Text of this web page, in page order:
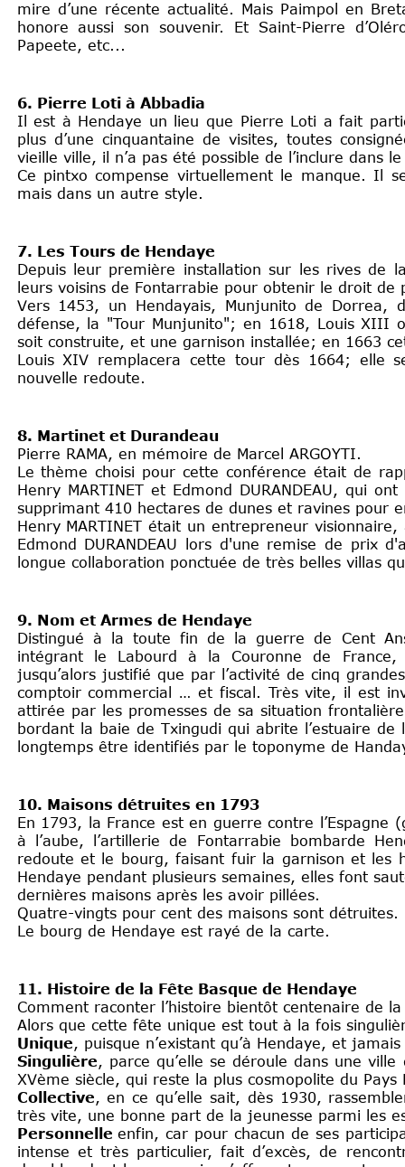
mire d’une récente actualité. Mais Paimpol en
honore aussi son souvenir. Et Saint-Pierre
Papeete, etc...
6. Pierre Loti à Abbadia
Il est à Hendaye un lieu que Pierre Loti a fait
plus d’une cinquantaine de visites, toutes
vieille ville, il n’a pas été possible de l’inclure dans
Ce pintxo compense virtuellement le manque. Il
mais dans un autre style.
7. Les Tours de Hendaye
Depuis leur première installation sur les rives de
leurs voisins de Fontarrabie pour obtenir le droit de
Vers 1453, un Hendayais, Munjunito de Dorrea,
défense, la "Tour Munjunito"; en 1618, Louis XIII
soit construite, et une garnison installée; en 1663
Louis XIV remplacera cette tour dès 1664; elle
nouvelle redoute.
8. Martinet et Durandeau
Pierre RAMA, en mémoire de Marcel ARGOYTI.
Le thème choisi pour cette conférence était de
Henry MARTINET et Edmond DURANDEAU, qui
supprimant 410 hectares de dunes et ravines pour
Henry MARTINET était un entrepreneur
Edmond DURANDEAU lors d'une remise de prix
longue collaboration ponctuée de très belles villas
9. Nom et Armes de Hendaye
Distingué à la toute fin de la guerre de Cent
intégrant le Labourd à la Couronne de
jusqu’alors justifié que par l’activité de cinq
comptoir commercial … et fiscal. Très vite, il est
attirée par les promesses de sa situation
bordant la baie de Txingudi qui abrite l’estuaire
longtemps être identifiés par le toponyme de
10. Maisons détruites en 1793
En 1793, la France est en guerre contre
à l’aube, l’artillerie de Fontarrabie bombarde
redoute et le bourg, faisant fuir la garnison et les
Hendaye pendant plusieurs semaines, elles font
dernières maisons après les avoir pillées.
Quatre-vingts pour cent des maisons sont détruites.
Le bourg de Hendaye est rayé de la carte.
11. Histoire de la Fête Basque de Hendaye
Comment raconter l’histoire bientôt centenaire de
Alors que cette fête unique est tout à la fois
Unique, puisque n’existant qu’à Hendaye, et
Singulière, parce qu’elle se déroule dans une
XVème siècle, qui reste la plus cosmopolite du
Collective, en ce qu’elle sait, dès 1930,
très vite, une bonne part de la jeunesse parmi les
Personnelleenfin, car pour chacun de ses
intense et très particulier, fait d’excès, de